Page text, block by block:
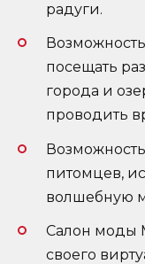
радуги.
посещать
города и
проводить
питомцев,
волшебную
Салон моды
своего